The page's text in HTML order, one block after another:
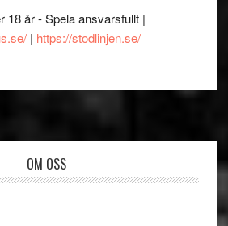
18 år - Spela ansvarsfullt |
| https://stodlinjen.se/
OM OSS